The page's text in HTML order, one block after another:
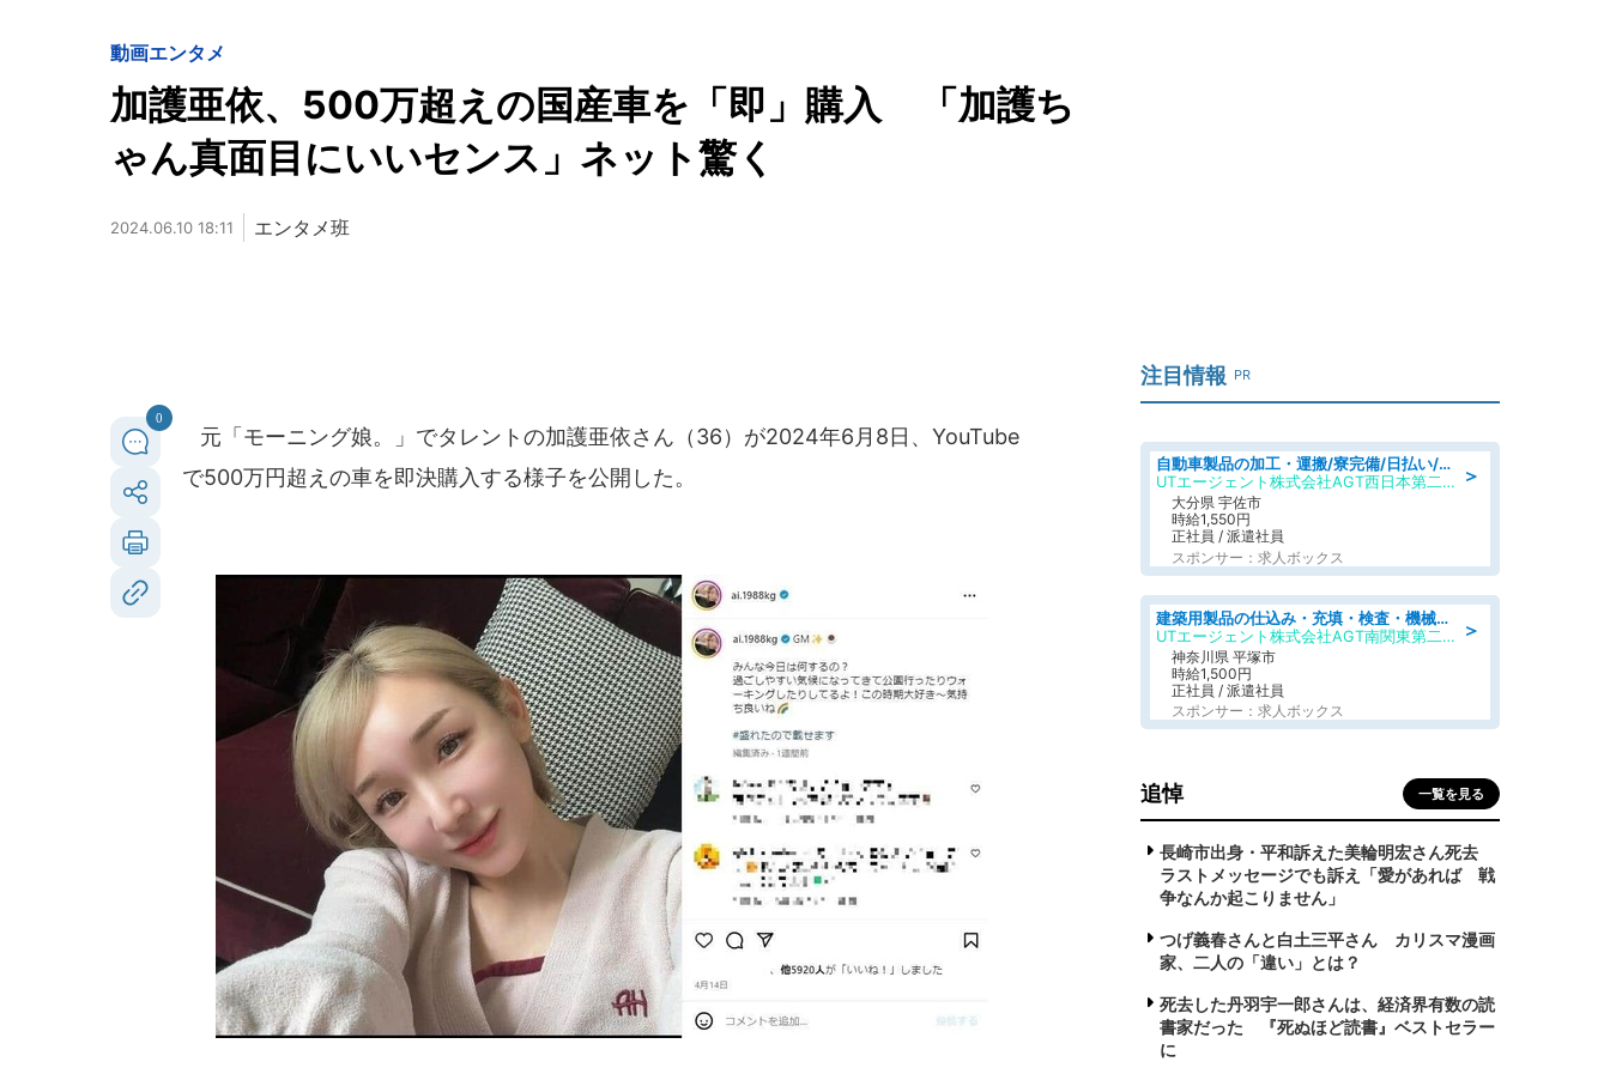
動画エンタメ
加護亜依、500万超えの国産車を「即」購入 「加護ち
ゃん真面目にいいセンス」ネット驚く
2024.06.10 18:11 エンタメ班
0
元「モーニング娘。」でタレントの加護亜依さん（36）が2024年6月8日、YouTube
で500万円超えの車を即決購入する様子を公開した。
注目情報 PR
＞
自動車製品の加工・運搬/寮完備/日払い/工場・製造
UTエージェント株式会社AGT西日本第二CU
大分県 宇佐市
時給1,550円
正社員 / 派遣社員
スポンサー：求人ボックス
＞
建築用製品の仕込み・充填・検査・機械操作/寮完備/日払い/工場・製造
UTエージェント株式会社AGT南関東第二CU
神奈川県 平塚市
時給1,500円
正社員 / 派遣社員
スポンサー：求人ボックス
追悼 一覧を見る
長崎市出身・平和訴えた美輪明宏さん死去
ラストメッセージでも訴え「愛があれば 戦
争なんか起こりません」
つげ義春さんと白土三平さん カリスマ漫画
家、二人の「違い」とは？
死去した丹羽宇一郎さんは、経済界有数の読
書家だった 『死ぬほど読書』ベストセラー
に